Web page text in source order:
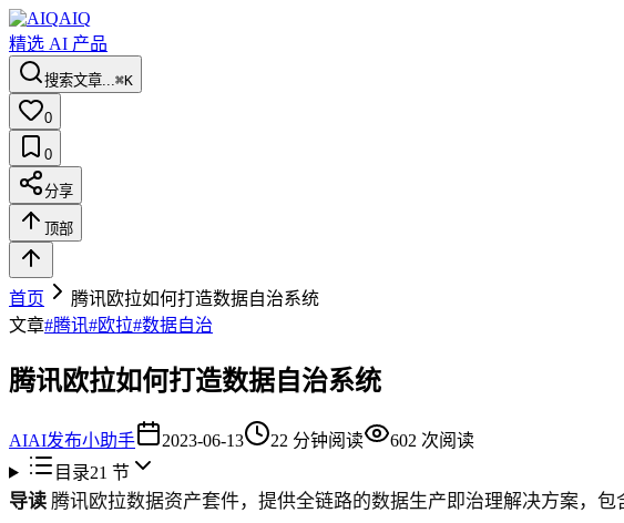
AIQ
精选 AI 产品
搜索文章...⌘K
0
0
分享
顶部
首页
腾讯欧拉如何打造数据自治系统
文章#腾讯#欧拉#数据自治
腾讯欧拉如何打造数据自治系统
AIAI发布小助手 2023-06-13 22 分钟阅读 602 次阅读
目录21 节
导读 腾讯欧拉数据资产套件，提供全链路的数据生产即治理解决方案，